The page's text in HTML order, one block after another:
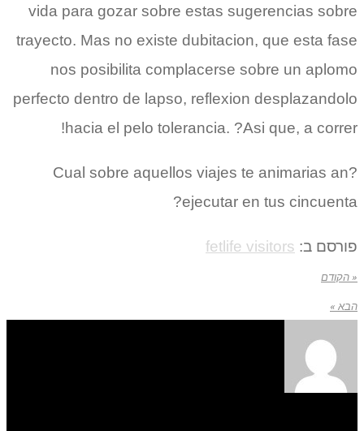
vida para gozar sobre estas sugerencias sobre
trayecto. Mas no existe dubitacion, que esta fase
nos posibilita complacerse sobre un aplomo
perfecto dentro de lapso, reflexion desplazandolo
hacia el pelo tolerancia. ?Asi que, a correr!
?Cual sobre aquellos viajes te animarias an
ejecutar en tus cincuenta?
פורסם ב: fetlife visitors
« הקודם
הבא »